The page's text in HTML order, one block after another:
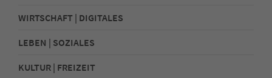
WIRTSCHAFT | DIGITALES
LEBEN | SOZIALES
KULTUR | FREIZEIT